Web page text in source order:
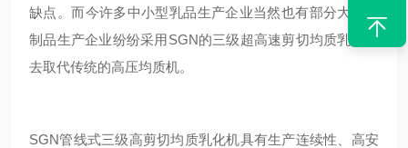
缺点。而今许多中小型乳品生产企业当然也有部分大型乳
制品生产企业纷纷采用 SGN的三级超高速剪切均质乳化机
去取代传统的高压均质机。
SGN管线式三级高剪切均质乳化机具有生产连续性、高安